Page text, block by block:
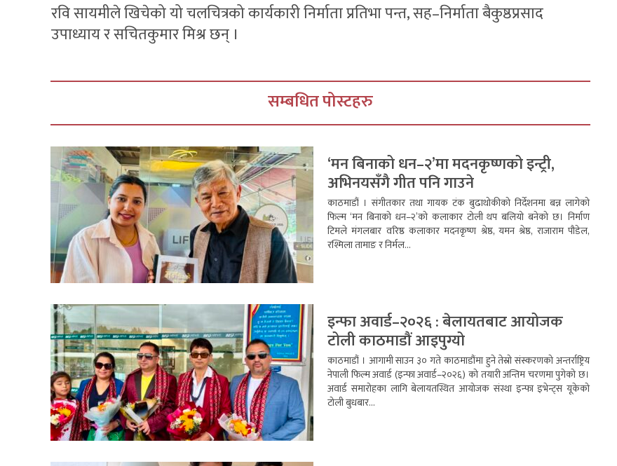
रवि सायमीले खिचेको यो चलचित्रको कार्यकारी निर्माता प्रतिभा पन्त, सह–निर्माता बैकुष्ठप्रसाद
उपाध्याय र सचितकुमार मिश्र छन् ।
सम्बधित पोस्टहरु
‘मन बिनाको धन–२’मा मदनकृष्णको इन्ट्री,
अभिनयसँगै गीत पनि गाउने
काठमाडौं । संगीतकार तथा गायक टंक बुढाथोकीको निर्देशनमा बन्न लागेको
फिल्म ‘मन बिनाको धन–२’को कलाकार टोली थप बलियो बनेको छ। निर्माण
टिमले मंगलबार वरिष्ठ कलाकार मदनकृष्ण श्रेष्ठ, यमन श्रेष्ठ, राजाराम पौडेल,
रश्मिला तामाङ र निर्मल...
इन्फा अवार्ड–२०२६ : बेलायतबाट आयोजक
टोली काठमाडौं आइपुग्यो
काठमाडौं । आगामी साउन ३० गते काठमाडौंमा हुने तेस्रो संस्करणको अन्तर्राष्ट्रिय
नेपाली फिल्म अवार्ड (इन्फा अवार्ड–२०२६) को तयारी अन्तिम चरणमा पुगेको छ।
अवार्ड समारोहका लागि बेलायतस्थित आयोजक संस्था इन्फा इभेन्ट्स यूकेको
टोली बुधबार...